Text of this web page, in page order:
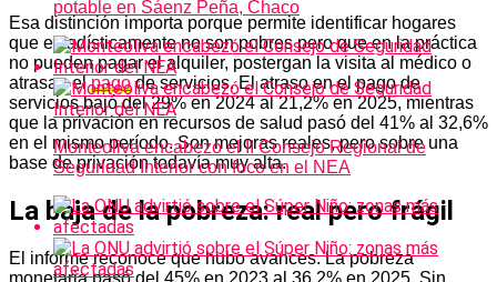
Esa distinción importa porque permite identificar hogares
que estadísticamente no son pobres pero que en la práctica
no pueden pagar el alquiler, postergan la visita al médico o
atrasan elpagode servicios. El atraso en el pago de
servicios bajó del 29% en 2024 al 21,2% en 2025, mientras
que la privación en recursos de salud pasó del 41% al 32,6%
en el mismo período. Son mejoras reales, pero sobre una
base de privación todavía muy alta.
La baja de la pobreza: real pero frágil
El informe reconoce que hubo avances. La pobreza
monetaria pasó del 45% en 2023 al 36,2% en 2025. Sin
potable en Sáenz Peña, Chaco
Monteoliva encabezó el II Consejo Regional de
Seguridad Interior con foco en el NEA